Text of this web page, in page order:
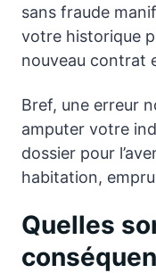
sans fraude
votre historique
nouveau contrat
Bref, une erreur
amputer votre
dossier pour
habitation,
Quelles